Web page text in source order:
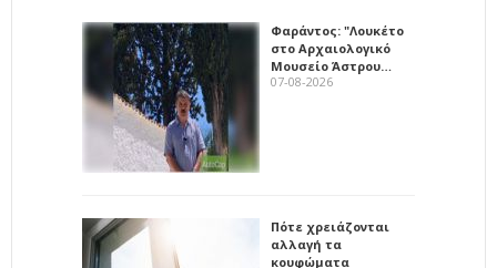
Φαράντος: "Λουκέτο
στο Αρχαιολογικό
Μουσείο Άστρου…
07-08-2026
Πότε χρειάζονται
αλλαγή τα
κουφώματα